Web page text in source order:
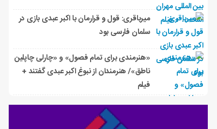
میرباقری: قول و قرارمان با اکبر عبدی بازی در
سلمان فارسی بود
«هنرمندی برای تمام فصول» و «چارلی چاپلین
ناطق»/ هنرمندان از نبوغ اکبر عبدی گفتند +
فیلم